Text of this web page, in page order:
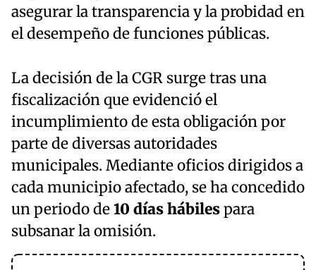
asegurar la transparencia y la probidad en
el desempeño de funciones públicas.
La decisión de la CGR surge tras una
fiscalización que evidenció el
incumplimiento de esta obligación por
parte de diversas autoridades
municipales. Mediante oficios dirigidos a
cada municipio afectado, se ha concedido
un periodo de10 días hábilespara
subsanar la omisión.